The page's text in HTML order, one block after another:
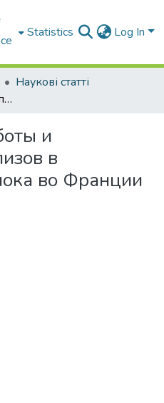
Statistics Log In
Наукові статті
Организация работы и проведение анализов в лаборатории молока во Франции
и
в
во Франции